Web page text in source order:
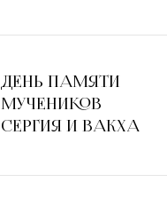
ДЕНЬ ПАМЯТИ
МУЧЕНИКОВ
СЕРГИЯ И ВАКХА